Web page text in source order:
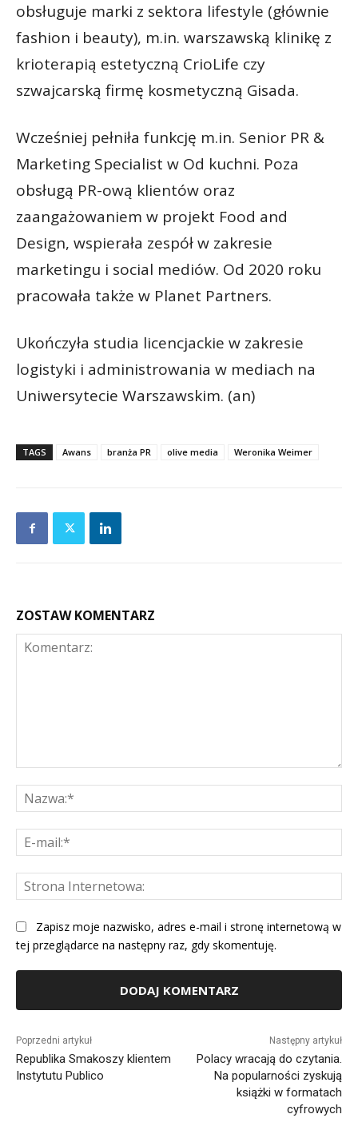
obsługuje marki z sektora lifestyle (głównie
fashion i beauty), m.in. warszawską klinikę z
krioterapią estetyczną CrioLife czy
szwajcarską firmę kosmetyczną Gisada.
Wcześniej pełniła funkcję m.in. Senior PR &
Marketing Specialist w Od kuchni. Poza
obsługą PR-ową klientów oraz
zaangażowaniem w projekt Food and
Design, wspierała zespół w zakresie
marketingu i social mediów. Od 2020 roku
pracowała także w Planet Partners.
Ukończyła studia licencjackie w zakresie
logistyki i administrowania w mediach na
Uniwersytecie Warszawskim. (an)
TAGS Awans branża PR olive media Weronika Weimer
ZOSTAW KOMENTARZ
Zapisz moje nazwisko, adres e-mail i stronę internetową w
tej przeglądarce na następny raz, gdy skomentuję.
Poprzedni artykuł
Republika Smakoszy klientem
Instytutu Publico
Następny artykuł
Polacy wracają do czytania.
Na popularności zyskują
książki w formatach
cyfrowych